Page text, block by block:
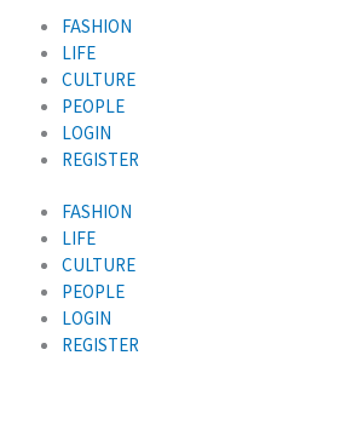
FASHION
LIFE
CULTURE
PEOPLE
LOGIN
REGISTER
FASHION
LIFE
CULTURE
PEOPLE
LOGIN
REGISTER